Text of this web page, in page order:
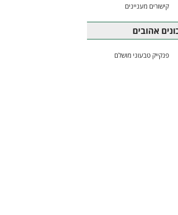
קישורים מעניינים
אהובים
פנקייק טבעוני מושלם